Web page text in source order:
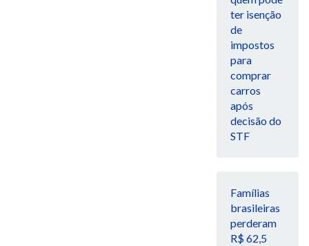
ter isenção
de
impostos
para
comprar
carros
após
decisão do
STF
Famílias
brasileiras
perderam
R$ 62,5